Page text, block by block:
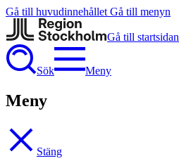
Gå till huvudinnehållet Gå till menyn
Gå till startsidan
Sök Meny
Meny
Stäng